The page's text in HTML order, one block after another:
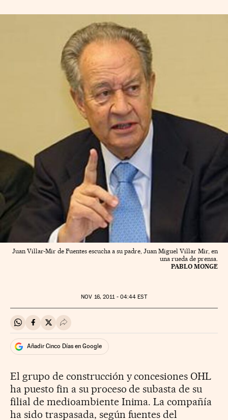
Juan Villar-Mir de Fuentes escucha a su padre, Juan Miguel Villar Mir, en
una rueda de prensa.
PABLO MONGE
NOV 16, 2011 - 04:44 EST
Compartir en Whatsapp
Compartir en Facebook
Compartir en Twitter
Desplegar Redes Sociales
Añadir Cinco Días en Google
El grupo de construcción y concesiones OHL
ha puesto fin a su proceso de subasta de su
filial de medioambiente Inima. La compañía
ha sido traspasada, según fuentes del